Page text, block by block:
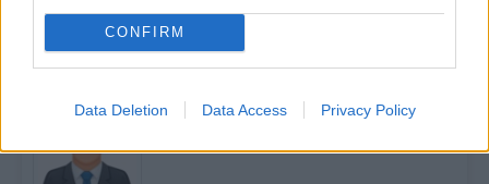
CONFIRM
Data Deletion Data Access Privacy Policy
Moji nejnovější přátelé
Kamarád:grey